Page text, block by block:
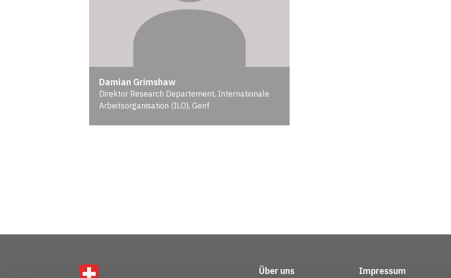
Damian Grimshaw
Direktor Research Departement, Internationale
Arbeitsorganisation (ILO), Genf
Über uns Impressum